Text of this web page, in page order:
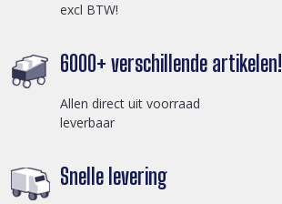
excl BTW!
6000+ verschillende artikelen!
Allen direct uit voorraad
leverbaar
Snelle levering